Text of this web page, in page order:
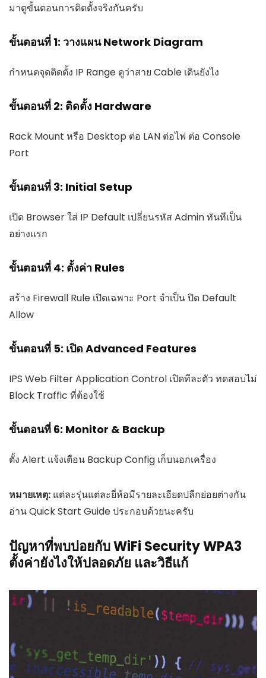
มาดูขั้นตอนการติดตั้งจริงกันครับ
ขั้นตอนที่ 1: วางแผน Network Diagram
กำหนดจุดติดตั้ง IP Range ดูว่าสาย Cable เดินยังไง
ขั้นตอนที่ 2: ติดตั้ง Hardware
Rack Mount หรือ Desktop ต่อ LAN ต่อไฟ ต่อ Console
Port
ขั้นตอนที่ 3: Initial Setup
เปิด Browser ใส่ IP Default เปลี่ยนรหัส Admin ทันทีเป็น
อย่างแรก
ขั้นตอนที่ 4: ตั้งค่า Rules
สร้าง Firewall Rule เปิดเฉพาะ Port จำเป็น ปิด Default
Allow
ขั้นตอนที่ 5: เปิด Advanced Features
IPS Web Filter Application Control เปิดทีละตัว ทดสอบไม่
Block Traffic ที่ต้องใช้
ขั้นตอนที่ 6: Monitor & Backup
ตั้ง Alert แจ้งเตือน Backup Config เก็บนอกเครื่อง
หมายเหตุ: แต่ละรุ่นแต่ละยี่ห้อมีรายละเอียดปลีกย่อยต่างกัน
อ่าน Quick Start Guide ประกอบด้วยนะครับ
ปัญหาที่พบบ่อยกับ WiFi Security WPA3
ตั้งค่ายังไงให้ปลอดภัย และวิธีแก้